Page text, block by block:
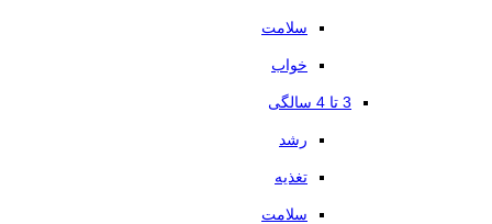
سلامت
خواب
3 تا 4 سالگی
رشد
تغذیه
سلامت